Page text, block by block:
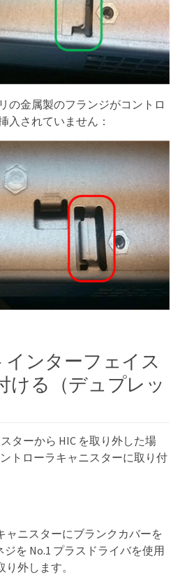
の金属製のフランジがコントロ
入されていません：
インターフェイス
ける（デュプレッ
ターから HIC を取り外した場
トローラキャニスターに取り付
ャニスターにブランクカバーを
ジを No.1 プラスドライバを使用
外します。